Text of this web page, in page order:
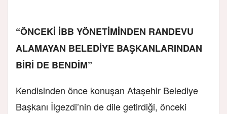
“ÖNCEKİ İBB YÖNETİMİNDEN RANDEVU
ALAMAYAN BELEDİYE BAŞKANLARINDAN
BİRİ DE BENDİM”
Kendisinden önce konuşan Ataşehir Belediye
Başkanı İlgezdi’nin de dile getirdiği, önceki